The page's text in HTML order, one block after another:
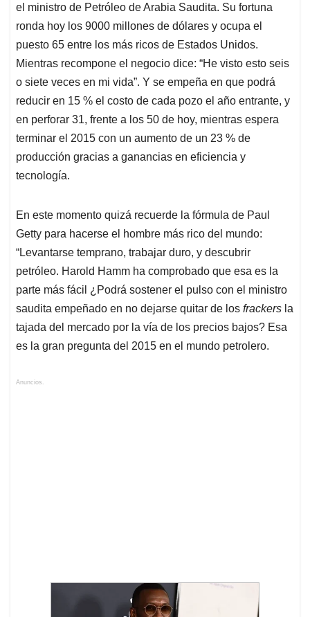
el ministro de Petróleo de Arabia Saudita. Su fortuna
ronda hoy los 9000 millones de dólares y ocupa el
puesto 65 entre los más ricos de Estados Unidos.
Mientras recompone el negocio dice: “He visto esto seis
o siete veces en mi vida”. Y se empeña en que podrá
reducir en 15 % el costo de cada pozo el año entrante, y
en perforar 31, frente a los 50 de hoy, mientras espera
terminar el 2015 con un aumento de un 23 % de
producción gracias a ganancias en eficiencia y
tecnología.
En este momento quizá recuerde la fórmula de Paul
Getty para hacerse el hombre más rico del mundo:
“Levantarse temprano, trabajar duro, y descubrir
petróleo. Harold Hamm ha comprobado que esa es la
parte más fácil ¿Podrá sostener el pulso con el ministro
saudita empeñado en no dejarse quitar de los frackers la
tajada del mercado por la vía de los precios bajos? Esa
es la gran pregunta del 2015 en el mundo petrolero.
Anuncios.